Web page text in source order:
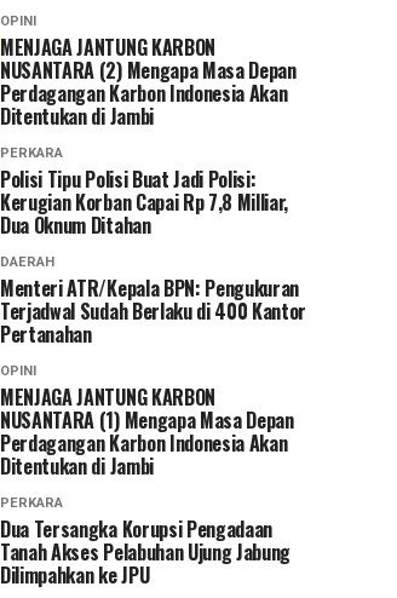
OPINI
MENJAGA JANTUNG KARBON
NUSANTARA (2) Mengapa Masa Depan
Perdagangan Karbon Indonesia Akan
Ditentukan di Jambi
PERKARA
Polisi Tipu Polisi Buat Jadi Polisi:
Kerugian Korban Capai Rp 7,8 Milliar,
Dua Oknum Ditahan
DAERAH
Menteri ATR/Kepala BPN: Pengukuran
Terjadwal Sudah Berlaku di 400 Kantor
Pertanahan
OPINI
MENJAGA JANTUNG KARBON
NUSANTARA (1) Mengapa Masa Depan
Perdagangan Karbon Indonesia Akan
Ditentukan di Jambi
PERKARA
Dua Tersangka Korupsi Pengadaan
Tanah Akses Pelabuhan Ujung Jabung
Dilimpahkan ke JPU